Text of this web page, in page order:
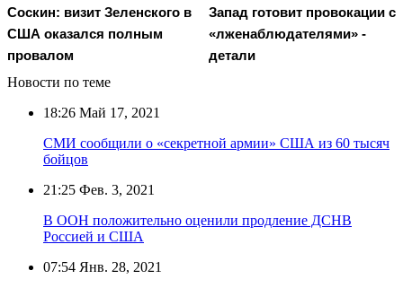
Соскин: визит Зеленского в
США оказался полным
провалом
Запад готовит провокации с
«лженаблюдателями» -
детали
Новости по теме
18:26 Май 17, 2021
СМИ сообщили о «секретной армии» США из 60 тысяч
бойцов
21:25 Фев. 3, 2021
В ООН положительно оценили продление ДСНВ
Россией и США
07:54 Янв. 28, 2021